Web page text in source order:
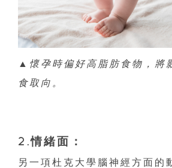
▲ 懷孕時偏好高脂肪食物，將
食取向。
2.情緒面：
另一項杜克大學腦神經方面的